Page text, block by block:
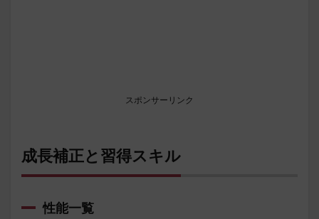
スポンサーリンク
成長補正と習得スキル
性能一覧